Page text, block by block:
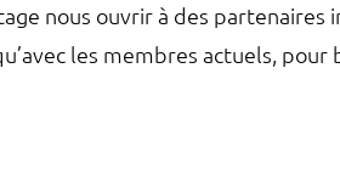
nous ouvrir à des
les membres actuels,